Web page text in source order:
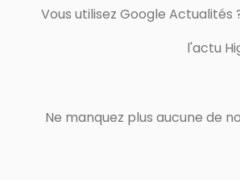
Vous utilisez Google
l'actu
Ne manquez plus aucune de